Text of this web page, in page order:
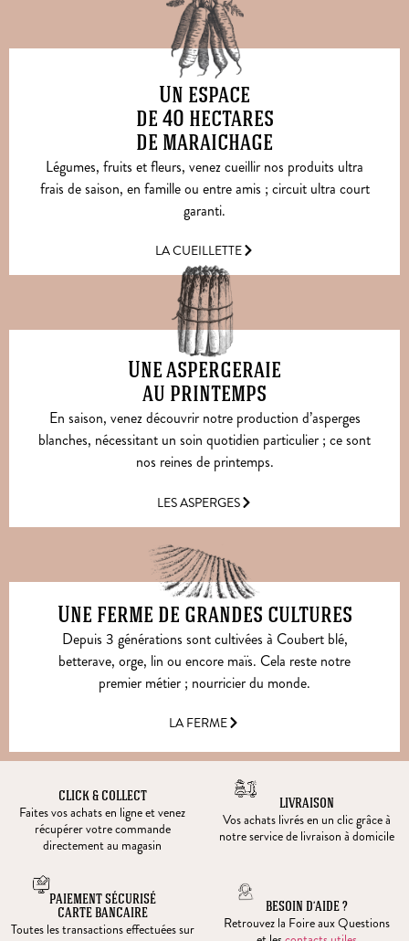
Un espace
de 40 hectares
de maraichage
Légumes, fruits et fleurs, venez cueillir nos produits ultra
frais de saison, en famille ou entre amis ; circuit ultra court
garanti.
LA CUEILLETTE
Une aspergeraie
au printemps
En saison, venez découvrir notre production d’asperges
blanches, nécessitant un soin quotidien particulier ; ce sont
nos reines de printemps.
LES ASPERGES
Une ferme de grandes cultures
Depuis 3 générations sont cultivées à Coubert blé,
betterave, orge, lin ou encore maïs. Cela reste notre
premier métier ; nourricier du monde.
LA FERME
CLICK & COLLECT
Faites vos achats en ligne et venez
récupérer votre commande
directement au magasin
LIVRAISON
Vos achats livrés en un clic grâce à
notre service de livraison à domicile
PAIEMENT SÉCURISÉ
CARTE BANCAIRE
Toutes les transactions effectuées sur
BESOIN D’AIDE ?
Retrouvez la Foire aux Questions